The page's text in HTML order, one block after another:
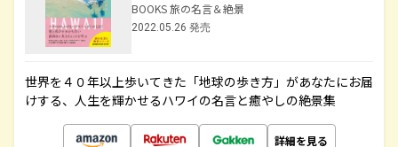
BOOKS 旅の名言＆絶景
2022.05.26 発売
世界を４０年以上歩いてきた「地球の歩き方」があなたにお届
けする、人生を輝かせるハワイの名言と癒やしの絶景集
詳細を見る